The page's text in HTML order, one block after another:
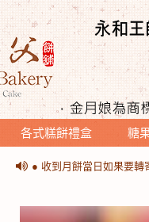
各式糕餅禮盒 糖
＊提醒您收到月餅時，
● 收到月餅當日如果要轉
● 收到月餅當日如果要轉